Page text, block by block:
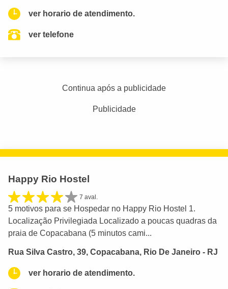
ver horario de atendimento.
ver telefone
Continua após a publicidade
Publicidade
Happy Rio Hostel
7 aval.
5 motivos para se Hospedar no Happy Rio Hostel 1.
Localização Privilegiada Localizado a poucas quadras da
praia de Copacabana (5 minutos cami...
Rua Silva Castro, 39, Copacabana, Rio De Janeiro - RJ
ver horario de atendimento.